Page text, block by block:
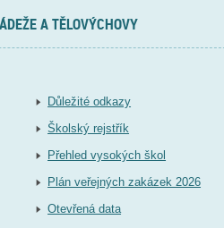
A TĚLOVÝCHOVY
Důležité odkazy
Školský rejstřík
Přehled vysokých škol
Plán veřejných zakázek 2026
Otevřená data